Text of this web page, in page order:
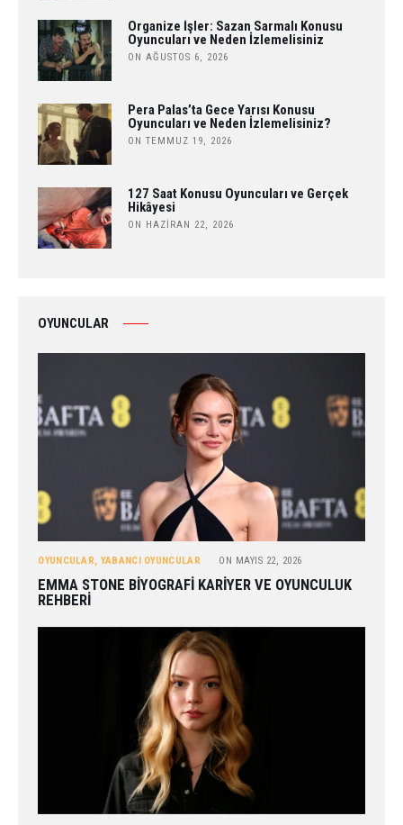
Organize İşler: Sazan Sarmalı Konusu
Oyuncuları ve Neden İzlemelisiniz
ON AĞUSTOS 6, 2026
Pera Palas’ta Gece Yarısı Konusu
Oyuncuları ve Neden İzlemelisiniz?
ON TEMMUZ 19, 2026
127 Saat Konusu Oyuncuları ve Gerçek
Hikâyesi
ON HAZIRAN 22, 2026
OYUNCULAR
OYUNCULAR, YABANCI OYUNCULAR ON MAYIS 22, 2026
EMMA STONE BIYOGRAFI KARIYER VE OYUNCULUK
REHBERI